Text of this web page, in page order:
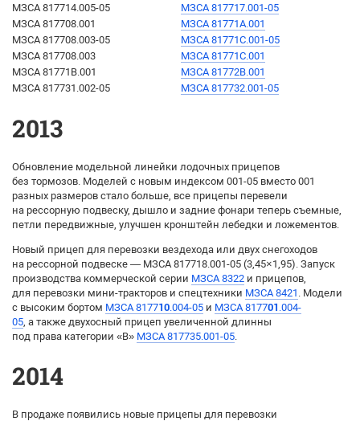
МЗСА 817714.005-05
МЗСА 817717.001-05
МЗСА 817708.001
МЗСА 81771А.001
МЗСА 817708.003-05
МЗСА 81771С.001-05
МЗСА 817708.003
МЗСА 81771С.001
МЗСА 81771В.001
МЗСА 81772В.001
МЗСА 817731.002-05
МЗСА 817732.001-05
2013
Обновление модельной линейки лодочных прицепов
без тормозов. Моделей с новым индексом 001-05 вместо 001
разных размеров стало больше, все прицепы перевели
на рессорную подвеску, дышло и задние фонари теперь съемные,
петли передвижные, улучшен кронштейн лебедки и ложементов.
Новый прицеп для перевозки вездехода или двух снегоходов
на рессорной подвеске — МЗСА 817718.001-05 (3,45×1,95). Запуск
производства коммерческой серии МЗСА 8322 и прицепов,
для перевозки мини-тракторов и спецтехники МЗСА 8421 . Модели
с высоким бортом МЗСА 817710 .004-05 и МЗСА 817701 .004-
05 , а также двухосный прицеп увеличенной длинны
под права категории «B» МЗСА 817735.001-05
2014
В продаже появились новые прицепы для перевозки